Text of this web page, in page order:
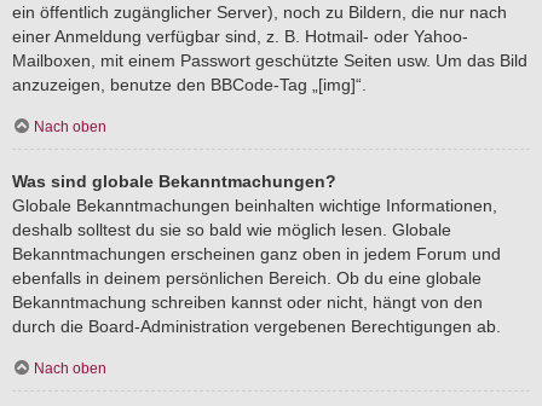
ein öffentlich zugänglicher Server), noch zu Bildern, die nur nach
einer Anmeldung verfügbar sind, z. B. Hotmail- oder Yahoo-
Mailboxen, mit einem Passwort geschützte Seiten usw. Um das Bild
anzuzeigen, benutze den BBCode-Tag „[img]“.
Nach oben
Was sind globale Bekanntmachungen?
Globale Bekanntmachungen beinhalten wichtige Informationen,
deshalb solltest du sie so bald wie möglich lesen. Globale
Bekanntmachungen erscheinen ganz oben in jedem Forum und
ebenfalls in deinem persönlichen Bereich. Ob du eine globale
Bekanntmachung schreiben kannst oder nicht, hängt von den
durch die Board-Administration vergebenen Berechtigungen ab.
Nach oben